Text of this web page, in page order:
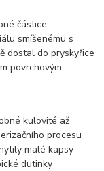
částice
smíšenému s
dostal do pryskyřice
povrchovým
kulovité až
procesu
malé kapsy
dutinky